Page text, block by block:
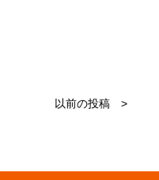
以前の投稿 >